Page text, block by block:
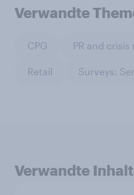
Verwandte
CPG PR and
Retail Surveys:
Verwandte